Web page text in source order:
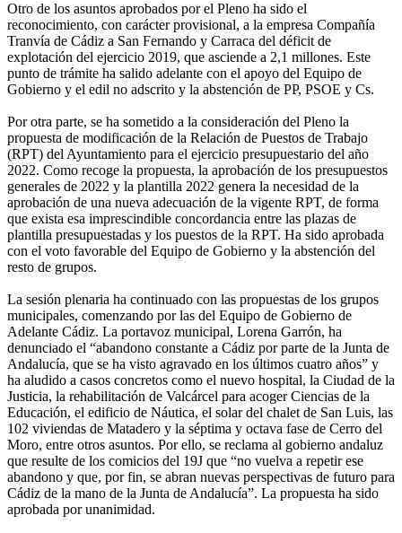
Otro de los asuntos aprobados por el Pleno ha sido el
reconocimiento, con carácter provisional, a la empresa Compañía
Tranvía de Cádiz a San Fernando y Carraca del déficit de
explotación del ejercicio 2019, que asciende a 2,1 millones. Este
punto de trámite ha salido adelante con el apoyo del Equipo de
Gobierno y el edil no adscrito y la abstención de PP, PSOE y Cs.
Por otra parte, se ha sometido a la consideración del Pleno la
propuesta de modificación de la Relación de Puestos de Trabajo
(RPT) del Ayuntamiento para el ejercicio presupuestario del año
2022. Como recoge la propuesta, la aprobación de los presupuestos
generales de 2022 y la plantilla 2022 genera la necesidad de la
aprobación de una nueva adecuación de la vigente RPT, de forma
que exista esa imprescindible concordancia entre las plazas de
plantilla presupuestadas y los puestos de la RPT. Ha sido aprobada
con el voto favorable del Equipo de Gobierno y la abstención del
resto de grupos.
La sesión plenaria ha continuado con las propuestas de los grupos
municipales, comenzando por las del Equipo de Gobierno de
Adelante Cádiz. La portavoz municipal, Lorena Garrón, ha
denunciado el “abandono constante a Cádiz por parte de la Junta de
Andalucía, que se ha visto agravado en los últimos cuatro años” y
ha aludido a casos concretos como el nuevo hospital, la Ciudad de la
Justicia, la rehabilitación de Valcárcel para acoger Ciencias de la
Educación, el edificio de Náutica, el solar del chalet de San Luis, las
102 viviendas de Matadero y la séptima y octava fase de Cerro del
Moro, entre otros asuntos. Por ello, se reclama al gobierno andaluz
que resulte de los comicios del 19J que “no vuelva a repetir ese
abandono y que, por fin, se abran nuevas perspectivas de futuro para
Cádiz de la mano de la Junta de Andalucía”. La propuesta ha sido
aprobada por unanimidad.